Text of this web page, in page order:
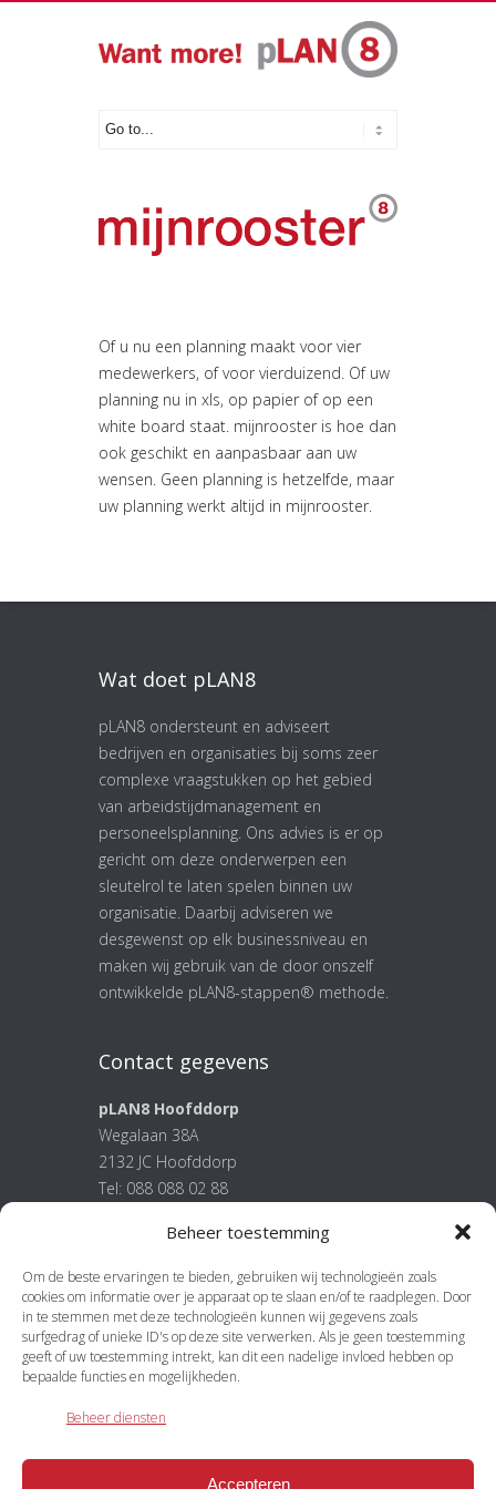
Beheer toestemming
Om de beste ervaringen te bieden, gebruiken wij technologieën zoals
cookies om informatie over je apparaat op te slaan en/of te raadplegen. Door
in te stemmen met deze technologieën kunnen wij gegevens zoals
surfgedrag of unieke ID's op deze site verwerken. Als je geen toestemming
geeft of uw toestemming intrekt, kan dit een nadelige invloed hebben op
bepaalde functies en mogelijkheden.
Beheer diensten
Accepteren
Of u nu een planning maakt voor vier
medewerkers, of voor vierduizend. Of uw
planning nu in xls, op papier of op een
white board staat. mijnrooster is hoe dan
ook geschikt en aanpasbaar aan uw
wensen. Geen planning is hetzelfde, maar
uw planning werkt altijd in mijnrooster.
Wat doet pLAN8
pLAN8 ondersteunt en adviseert
bedrijven en organisaties bij soms zeer
complexe vraagstukken op het gebied
van arbeidstijdmanagement en
personeelsplanning. Ons advies is er op
gericht om deze onderwerpen een
sleutelrol te laten spelen binnen uw
organisatie. Daarbij adviseren we
desgewenst op elk businessniveau en
maken wij gebruik van de door onszelf
ontwikkelde pLAN8-stappen® methode.
Contact gegevens
pLAN8 Hoofddorp
Wegalaan 38A
2132 JC Hoofddorp
Tel: 088 088 02 88
Meer
pLAN8 stappenplan
Algemene voorwaarden
Onze Privacy Verklaring